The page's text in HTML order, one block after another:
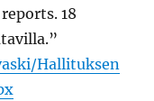
18
Hallituksen